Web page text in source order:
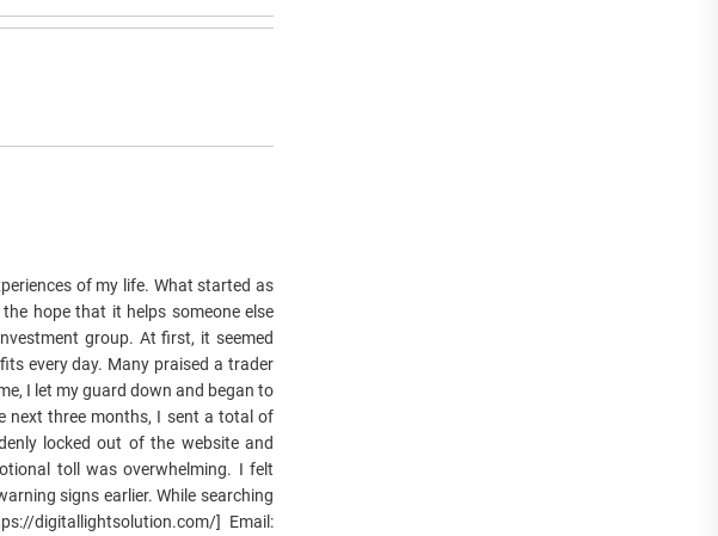
of my life. What started as
hope that it helps someone else
group. At first, it seemed
every day. Many praised a trader
I let my guard down and began to
next three months, I sent a total of
locked out of the website and
toll was overwhelming. I felt
signs earlier. While searching
digitallightsolution.com/] Email: